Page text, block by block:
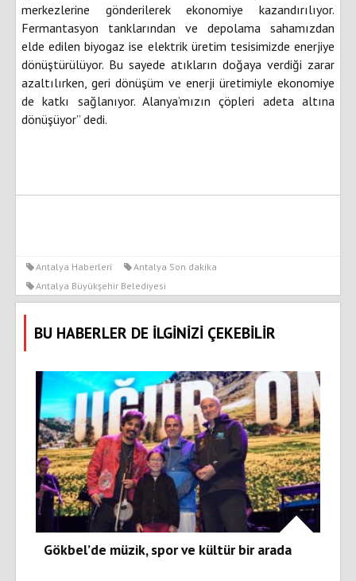
merkezlerine gönderilerek ekonomiye kazandırılıyor.
Fermantasyon tanklarından ve depolama sahamızdan
elde edilen biyogaz ise elektrik üretim tesisimizde enerjiye
dönüştürülüyor. Bu sayede atıkların doğaya verdiği zarar
azaltılırken, geri dönüşüm ve enerji üretimiyle ekonomiye
de katkı sağlanıyor. Alanya’mızın çöpleri adeta altına
dönüşüyor” dedi.
Antalya Haberleri
Antalya Son dakika
Antalya Büyükşehir Belediyesi
BU HABERLER DE İLGİNİZİ ÇEKEBİLİR
Gökbel’de müzik, spor ve kültür bir arada